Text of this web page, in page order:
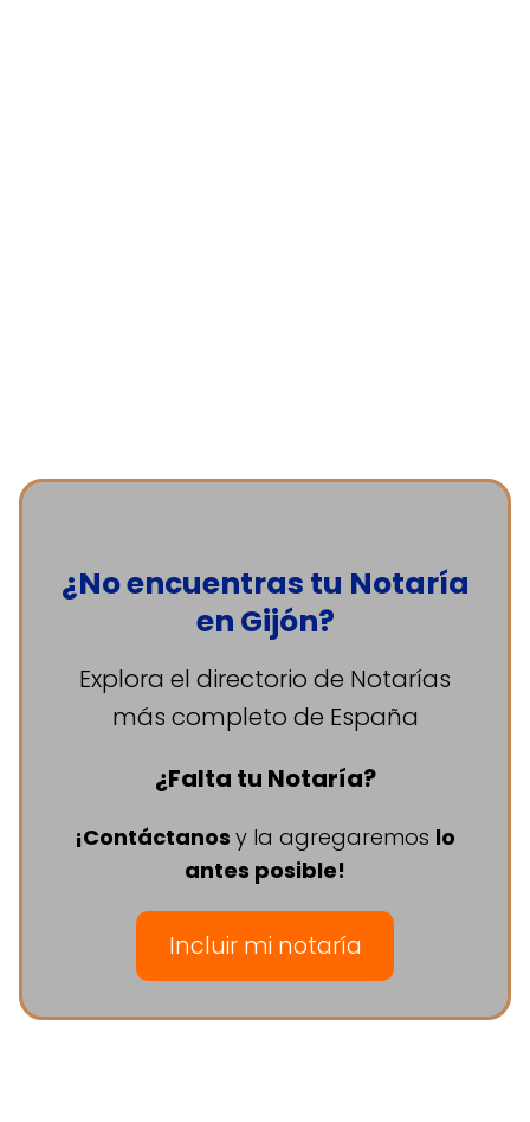
¿No encuentras tu Notaría
en Gijón?
Explora el directorio de Notarías
más completo de España
¿Falta tu Notaría?
¡Contáctanos y la agregaremos lo
antes posible!
Incluir mi notaría